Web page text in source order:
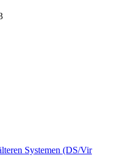
Systemen (DS/Vir